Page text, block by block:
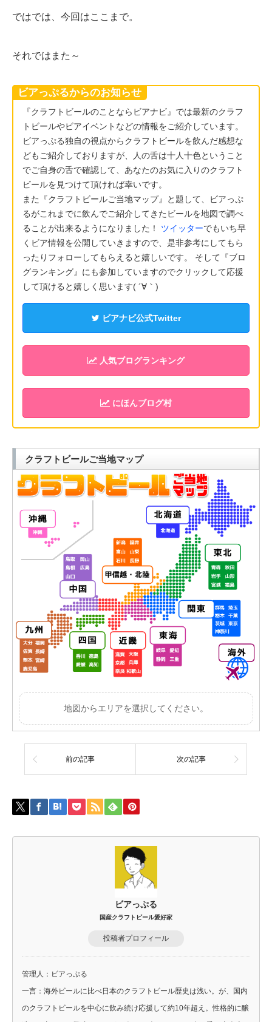
ではでは、今回はここまで。
それではまた～
ビアっぷるからのお知らせ
『クラフトビールのことならビアナビ』では最新のクラフ
トビールやビアイベントなどの情報をご紹介しています。
ビアっぷる独自の視点からクラフトビールを飲んだ感想な
どもご紹介しておりますが、人の舌は十人十色ということ
でご自身の舌で確認して、あなたのお気に入りのクラフト
ビールを見つけて頂ければ幸いです。
また『クラフトビールご当地マップ』と題して、ビアっぷ
るがこれまでに飲んでご紹介してきたビールを地図で調べ
ることが出来るようになりました！ ツイッターでもいち早
くビア情報を公開していきますので、是非参考にしてもら
ったりフォローしてもらえると嬉しいです。 そして『ブロ
グランキング』にも参加していますのでクリックして応援
して頂けると嬉しく思います( ´∀｀)
ビアナビ公式Twitter
人気ブログランキング
にほんブログ村
クラフトビールご当地マップ
地図からエリアを選択してください。
前の記事 次の記事
ビアっぷる
国産クラフトビール愛好家
投稿者プロフィール
管理人：ビアっぷる
一言：海外ビールに比べ日本のクラフトビール歴史は浅い。が、国内
のクラフトビールを中心に飲み続け応援して約10年超え。性格的に醸